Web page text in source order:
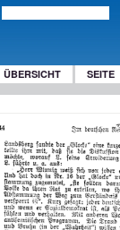
ÜBERSICHT SEITE